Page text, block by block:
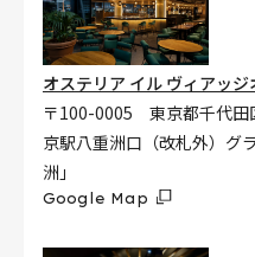
オステリア イル ヴィアッジ
〒100-0005 東京都千代田
京駅八重洲口（改札外）グ
洲」
Google Map